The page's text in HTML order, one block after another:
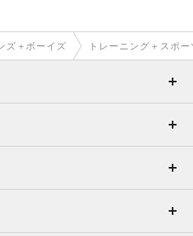
ズ＋ボーイズ トレーニング＋スポ